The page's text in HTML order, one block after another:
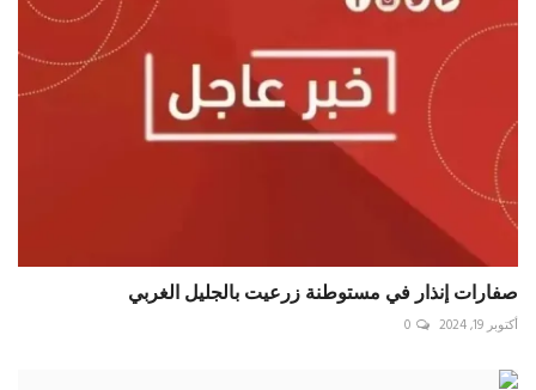
صفارات إنذار في مستوطنة زرعيت بالجليل الغربي
أكتوبر 19, 2024 0